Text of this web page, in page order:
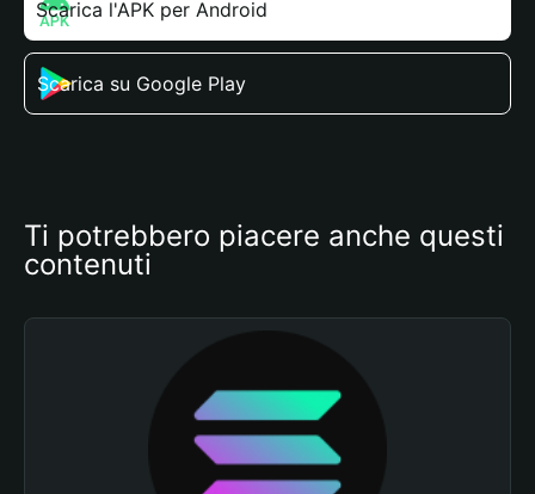
Scarica l'APK per Android
Scarica su Google Play
Ti potrebbero piacere anche questi
contenuti